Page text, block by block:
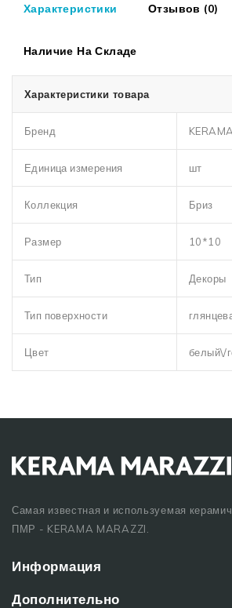
Характеристики Отзывов (0)
Наличие На Складе
Характеристики товара
Бренд
Единица измерения шт
Коллекция Бриз
Размер 10*10
Тип Декоры
Тип поверхности
Цвет белый\/
Самая известная и используемая
ПМР - KERAMA MARAZZI.
Информация
Дополнительно